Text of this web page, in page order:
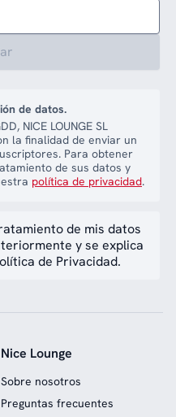
de datos.
NICE LOUNGE SL
la finalidad de enviar un
Para obtener
de sus datos y
política de privacidad.
de mis datos
y se explica
de Privacidad.
Nice Lounge
Sobre nosotros
Preguntas frecuentes